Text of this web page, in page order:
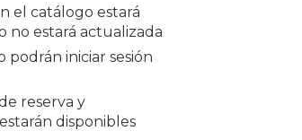
el catálogo estará
no estará actualizada
podrán iniciar sesión
reserva y
disponibles